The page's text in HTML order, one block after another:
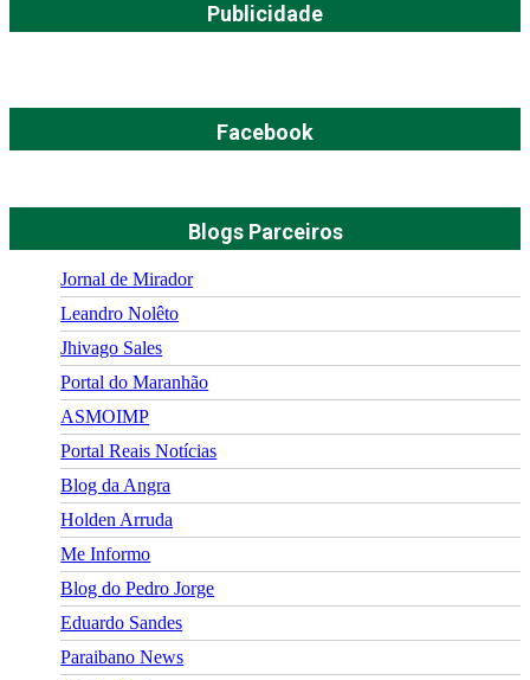
Publicidade
Facebook
Blogs Parceiros
Jornal de Mirador
Leandro Nolêto
Jhivago Sales
Portal do Maranhão
ASMOIMP
Portal Reais Notí­cias
Blog da Angra
Holden Arruda
Me Informo
Blog do Pedro Jorge
Eduardo Sandes
Paraibano News